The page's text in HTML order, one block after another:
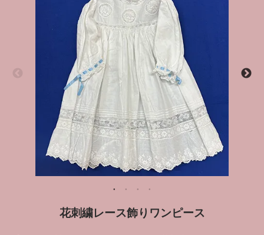
花刺繍レース飾りワンピース